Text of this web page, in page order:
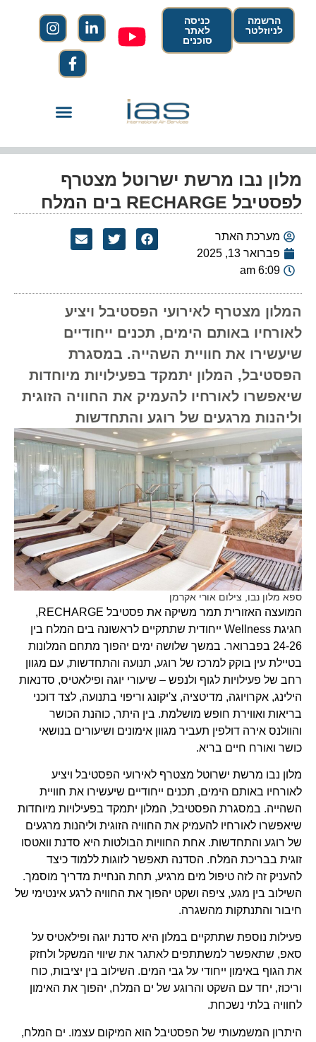
הרשמה
לניוזלטר
כניסה
לאתר
סוכנים
מלון נבו מרשת ישרוטל מצטרף
לפסטיבל RECHARGE בים המלח
מערכת האתר
פברואר 13, 2025
6:09 am
המלון מצטרף לאירועי הפסטיבל ויציע
לאורחיו באותם הימים, תכנים ייחודיים
שיעשירו את חוויית השהייה. במסגרת
הפסטיבל, המלון יתמקד בפעילויות מיוחדות
שיאפשרו לאורחיו להעמיק את החוויה הזוגית
וליהנות מרגעים של רוגע והתחדשות
ספא מלון נבו, צילום אורי אקרמן
המועצה האזורית תמר משיקה את פסטיבל RECHARGE,
חגיגת Wellness ייחודית שתתקיים לראשונה בים המלח בין
24-26 בפברואר. במשך שלושה ימים יהפוך מתחם המלונות
בטיילת עין בוקק למרכז של רוגע, תנועה והתחדשות, עם מגוון
רחב של פעילויות לגוף ולנפש – שיעורי יוגה ופילאטיס, סדנאות
הילינג, אקרויוגה, מדיטציה, צ'יקונג וריפוי בתנועה, לצד דוכני
בריאות ואווירת חופש מושלמת. בין היתר, כוהנת הכושר
והוולנס אירה דולפין תעביר מגוון אימונים ושיעורים בנושאי
כושר ואורח חיים בריא.
מלון נבו מרשת ישרוטל מצטרף לאירועי הפסטיבל ויציע
לאורחיו באותם הימים, תכנים ייחודיים שיעשירו את חוויית
השהייה. במסגרת הפסטיבל, המלון יתמקד בפעילויות מיוחדות
שיאפשרו לאורחיו להעמיק את החוויה הזוגית וליהנות מרגעים
של רוגע והתחדשות. אחת החוויות הבולטות היא סדנת וואטסו
זוגית בבריכת המלח. הסדנה תאפשר לזוגות ללמוד כיצד
להעניק זה לזה טיפול מים מרגיע, תחת הנחיית מדריך מוסמך.
השילוב בין מגע, ציפה ושקט יהפוך את החוויה לרגע אינטימי של
חיבור והתנתקות מהשגרה.
פעילות נוספת שתתקיים במלון היא סדנת יוגה ופילאטיס על
סאפ, שתאפשר למשתתפים לאתגר את שיווי המשקל ולחזק
את הגוף באימון ייחודי על גבי המים. השילוב בין יציבות, כוח
וריכוז, יחד עם השקט והרוגע של ים המלח, יהפוך את האימון
לחוויה בלתי נשכחת.
היתרון המשמעותי של הפסטיבל הוא המיקום עצמו. ים המלח,